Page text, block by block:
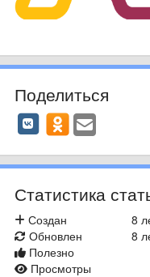
Поделиться
Статистика
8
Создан
8
Обновлен
Полезно
Просмотры